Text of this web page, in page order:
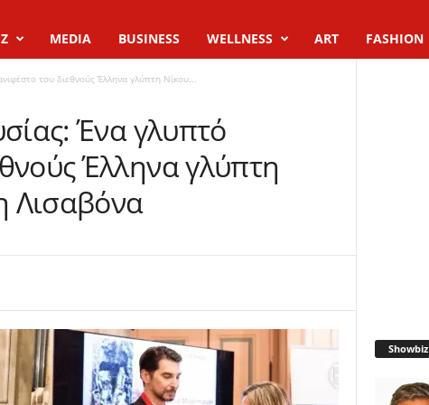
MEDIA BUSINESS WELLNESS ART FASHION
του διεθνούς Έλληνα γλύπτη Νίκου...
Ένα γλυπτό
Έλληνα γλύπτη
Λισαβόνα
Showbiz